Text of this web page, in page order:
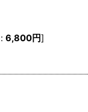
: 6,800円]